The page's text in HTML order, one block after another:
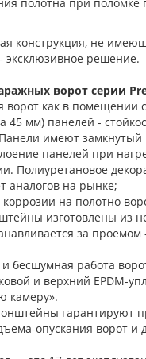
конструкция, не
решение.
ворот серии
ворот как в помещении
мм) панелей -
имеют
панелей при
Полиуретановое
аналогов на рынке;
на полотно
изготовлены из
за
бесшумная работа
и верхний EPDM-
камеру».
гарантируют
для подъема-